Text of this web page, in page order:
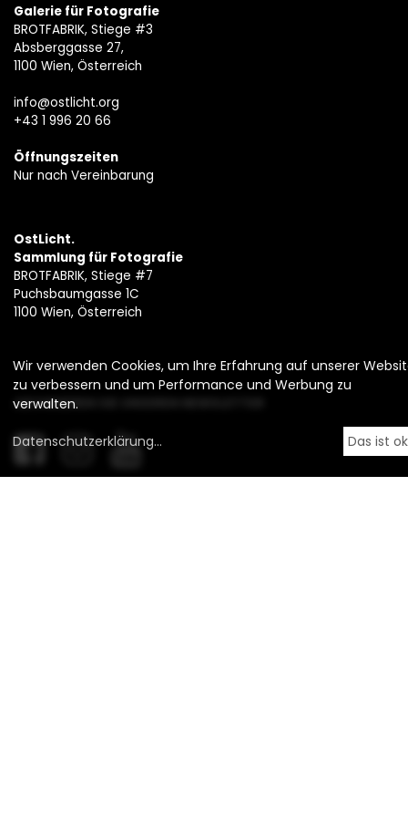
Galerie für Fotografie
BROTFABRIK, Stiege #3
Absberggasse 27,
1100 Wien, Österreich
info@ostlicht.org
+43 1 996 20 66
Öffnungszeiten
Nur nach Vereinbarung
OstLicht.
Sammlung für Fotografie
BROTFABRIK, Stiege #7
Puchsbaumgasse 1C
1100 Wien, Österreich
ABONNIEREN SIE UNSEREN NEWSLETTER
Wir verwenden Cookies, um Ihre Erfahrung auf unserer
zu verbessern und um Performance und Werbung zu
verwalten.
Datenschutzerklärung... Das ist ok